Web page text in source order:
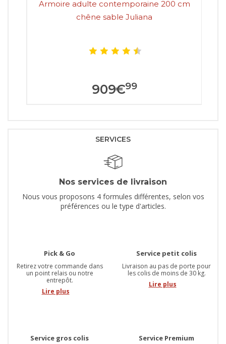
Armoire adulte contemporaine 200 cm
chêne sable Juliana
909€99
SERVICES
Nos services de livraison
Nous vous proposons 4 formules différentes, selon vos
préférences ou le type d'articles.
Pick & Go
Retirez votre commande dans
un point relais ou notre
entrepôt.
Lire plus
Service petit colis
Livraison au pas de porte pour
les colis de moins de 30 kg.
Lire plus
Service gros colis Service Premium